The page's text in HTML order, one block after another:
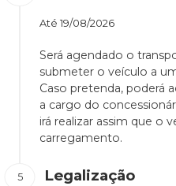
Até 19/08/2026
Será agendado o
submeter o veículo a
Caso pretenda, poderá
a cargo do
irá realizar assim que o
carregamento.
Legalização